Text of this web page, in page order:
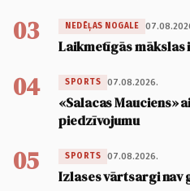
03 NEDĒĻAS NOGALE
Laikmetīgās mākslas
04 SPORTS 07.08.2026.
«Salacas Mauciens»
piedzīvojumu
05 SPORTS 07.08.2026.
Izlases vārtsargi nav